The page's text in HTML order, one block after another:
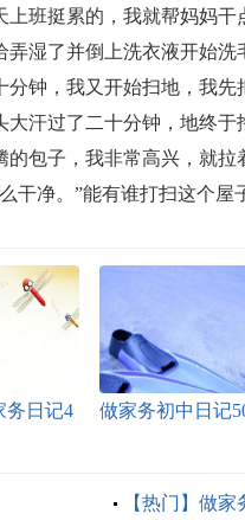
班挺累的，我就帮妈妈干
湿了并倒上洗衣液开始洗
钟，我又开始扫地，我
汗过了二十分钟，地终于
包子，我非常高兴，就
干净。”能有谁打扫这个屋
务日记4
做家务初中日记
【热门】做